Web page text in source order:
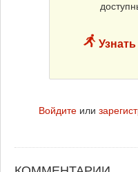
Войдите или